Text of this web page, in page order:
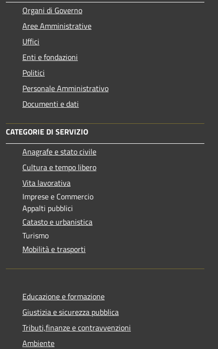
Organi di Governo
Aree Amministrative
Uffici
Enti e fondazioni
Politici
Personale Amministrativo
Documenti e dati
CATEGORIE DI SERVIZIO
Anagrafe e stato civile
Cultura e tempo libero
Vita lavorativa
Imprese e Commercio
Appalti pubblici
Catasto e urbanistica
Turismo
Mobilità e trasporti
Educazione e formazione
Giustizia e sicurezza pubblica
Tributi,finanze e contravvenzioni
Ambiente